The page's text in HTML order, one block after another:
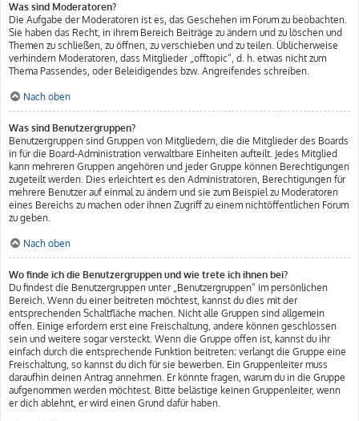
Was sind Moderatoren?
Die Aufgabe der Moderatoren ist es, das Geschehen im Forum zu beobachten.
Sie haben das Recht, in ihrem Bereich Beiträge zu ändern und zu löschen und
Themen zu schließen, zu öffnen, zu verschieben und zu teilen. Üblicherweise
verhindern Moderatoren, dass Mitglieder „offtopic“, d. h. etwas nicht zum
Thema Passendes, oder Beleidigendes bzw. Angreifendes schreiben.
Nach oben
Was sind Benutzergruppen?
Benutzergruppen sind Gruppen von Mitgliedern, die die Mitglieder des Boards
in für die Board-Administration verwaltbare Einheiten aufteilt. Jedes Mitglied
kann mehreren Gruppen angehören und jeder Gruppe können Berechtigungen
zugeteilt werden. Dies erleichtert es den Administratoren, Berechtigungen für
mehrere Benutzer auf einmal zu ändern und sie zum Beispiel zu Moderatoren
eines Bereichs zu machen oder ihnen Zugriff zu einem nichtöffentlichen Forum
zu geben.
Nach oben
Wo finde ich die Benutzergruppen und wie trete ich ihnen bei?
Du findest die Benutzergruppen unter „Benutzergruppen“ im persönlichen
Bereich. Wenn du einer beitreten möchtest, kannst du dies mit der
entsprechenden Schaltfläche machen. Nicht alle Gruppen sind allgemein
offen. Einige erfordern erst eine Freischaltung, andere können geschlossen
sein und weitere sogar versteckt. Wenn die Gruppe offen ist, kannst du ihr
einfach durch die entsprechende Funktion beitreten; verlangt die Gruppe eine
Freischaltung, so kannst du dich für sie bewerben. Ein Gruppenleiter muss
daraufhin deinen Antrag annehmen. Er könnte fragen, warum du in die Gruppe
aufgenommen werden möchtest. Bitte belästige keinen Gruppenleiter, wenn
er dich ablehnt, er wird einen Grund dafür haben.